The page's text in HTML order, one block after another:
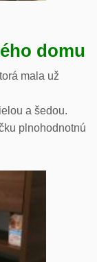
domu
mala už
a šedou.
plnohodnotnú